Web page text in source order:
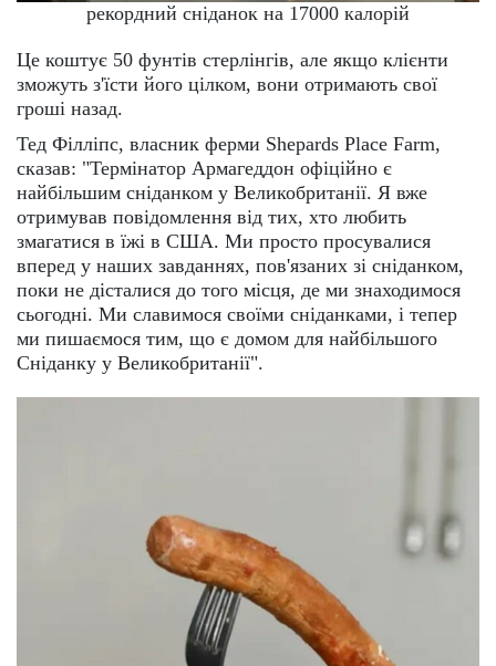
рекордний сніданок на 17000 калорій
Це коштує 50 фунтів стерлінгів, але якщо клієнти
зможуть з'їсти його цілком, вони отримають свої
гроші назад.
Тед Філліпс, власник ферми Shepards Place Farm,
сказав: "Термінатор Армагеддон офіційно є
найбільшим сніданком у Великобританії. Я вже
отримував повідомлення від тих, хто любить
змагатися в їжі в США. Ми просто просувалися
вперед у наших завданнях, пов'язаних зі сніданком,
поки не дісталися до того місця, де ми знаходимося
сьогодні. Ми славимося своїми сніданками, і тепер
ми пишаємося тим, що є домом для найбільшого
Сніданку у Великобританії".